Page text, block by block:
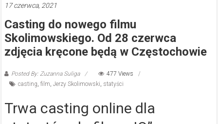
Myszków
17 czerwca, 2021
Casting do nowego filmu
Skolimowskiego. Od 28 czerwca
zdjęcia kręcone będą w Częstochowie
Posted By: Zuzanna Suliga
477 Views
casting, film, Jerzy Skolimowski, statyści
Trwa casting online dla